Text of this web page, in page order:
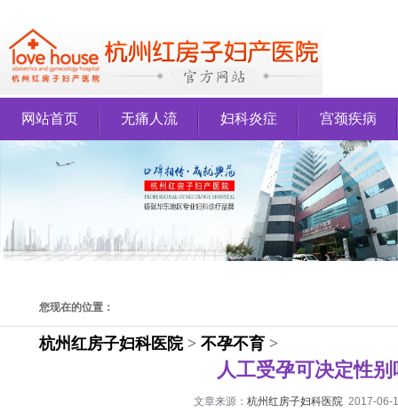
网站首页 无痛人流 妇科炎症 宫颈疾病
您现在的位置：
杭州红房子妇科医院> 不孕不育 >
人工受孕可决定性别
文章来源： 杭州红房子妇科医院 2017-06-